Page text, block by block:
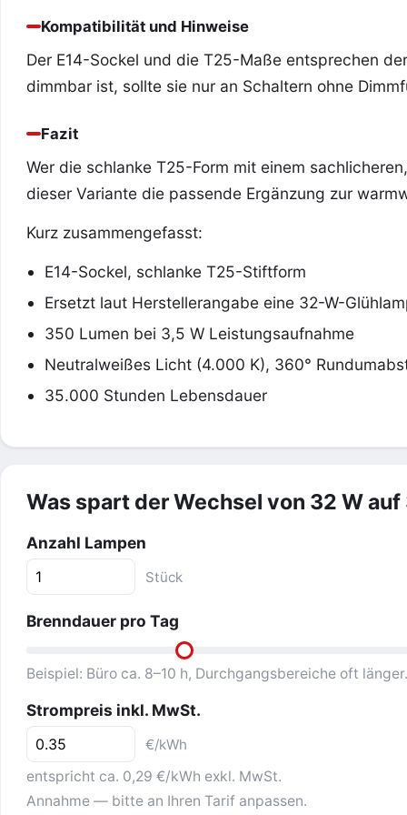
Kompatibilität und Hinweise
Der E14-Sockel und die T25-Maße entsprechen
dimmbar ist, sollte sie nur an Schaltern ohne
Fazit
Wer die schlanke T25-Form mit einem
dieser Variante die passende Ergänzung zur
Kurz zusammengefasst:
E14-Sockel, schlanke T25-Stiftform
Ersetzt laut Herstellerangabe eine 32-W-
350 Lumen bei 3,5 W Leistungsaufnahme
Neutralweißes Licht (4.000 K), 360°
35.000 Stunden Lebensdauer
Was spart der Wechsel von 32 W auf
Anzahl Lampen
Stück
Brenndauer pro Tag
Beispiel: Büro ca. 8–10 h, Durchgangsbereiche oft länger.
Strompreis inkl. MwSt.
€/kWh
entspricht ca. 0,29 €/kWh exkl. MwSt.
Annahme — bitte an Ihren Tarif anpassen.